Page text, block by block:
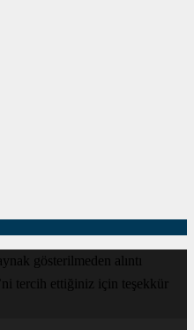
gösterilmeden alıntı
tercih ettiğiniz için teşekkür